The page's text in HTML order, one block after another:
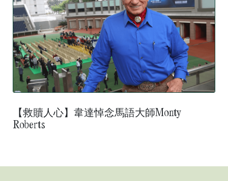
【救贖人心】韋達悼念馬語大師Monty
Roberts